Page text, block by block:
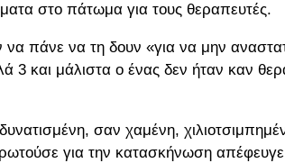
στο πάτωμα για τους θεραπευτές.
πάνε να τη δουν «για να μην
και μάλιστα ο ένας δεν ήταν καν
σαν χαμένη,
για την κατασκήνωση απέφευγε